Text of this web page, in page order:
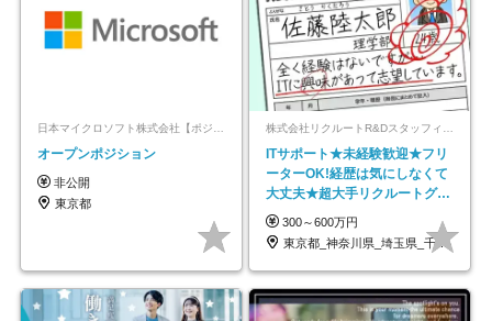
オープンポジション
非公開
東京都
ITサポート★未経験歓迎★フリ
ーターOK!経歴は気にしなくて
大丈夫★超大手リクルートグル
ープの正社員/sg
300～600万円
東京都_神奈川県_埼玉県_千葉県_大阪府…